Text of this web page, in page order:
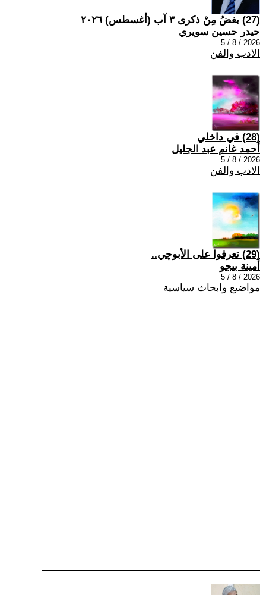
(27) بغضُ مِنْ ذكرى ٣ آب (أغسطس) ٢٠٢٦
حيدر حسين سويري
2026 / 8 / 5
الادب والفن
(28) في داخلي
أحمد غانم عبد الجليل
2026 / 8 / 5
الادب والفن
(29) تعرفوا على الأبوچي..
أمينة بيجو
2026 / 8 / 5
مواضيع وابحاث سياسية